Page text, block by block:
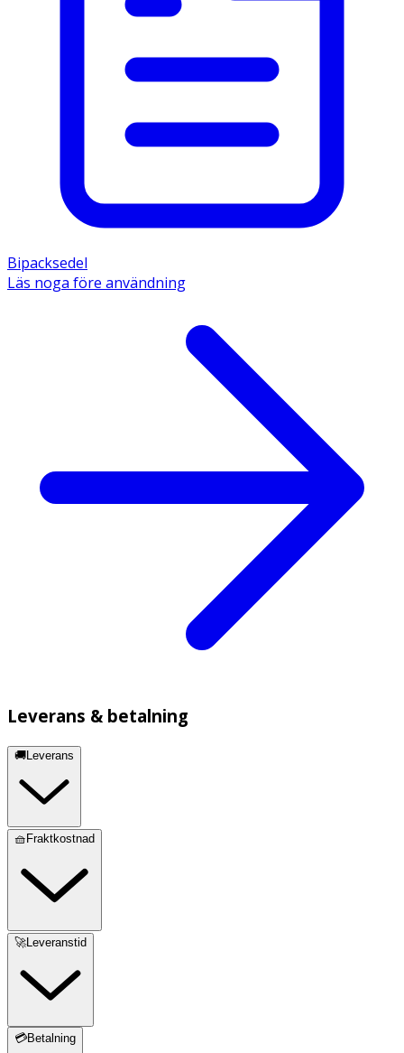
Bipacksedel
Läs noga före användning
Leverans & betalning
🚚Leverans
🧺Fraktkostnad
🚀Leveranstid
💳Betalning